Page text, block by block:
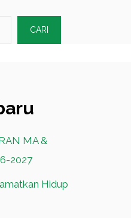
CARI
MA &
2027
Hidup